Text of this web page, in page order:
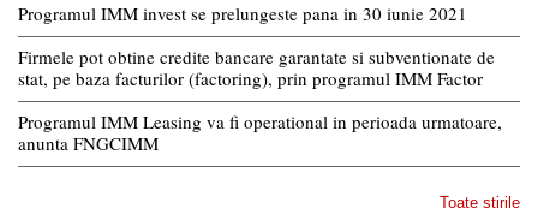
Programul IMM invest se prelungeste pana in 30 iunie 2021
Firmele pot obtine credite bancare garantate si subventionate de
stat, pe baza facturilor (factoring), prin programul IMM Factor
Programul IMM Leasing va fi operational in perioada urmatoare,
anunta FNGCIMM
Toate stirile